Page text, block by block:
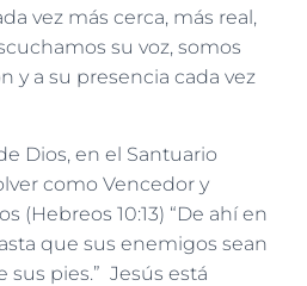
vez más cerca, más real,
su voz, somos
y a su presencia cada vez
Dios, en el Santuario
como Vencedor y
(Hebreos 10:13) “De ahí en
que sus enemigos sean
sus pies.” Jesús está